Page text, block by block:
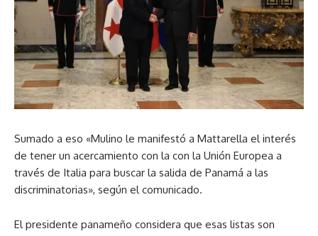
Sumado a eso «Mulino le manifestó a Mattarella el interés
de tener un acercamiento con la con la Unión Europea a
través de Italia para buscar la salida de Panamá a las
discriminatorias», según el comunicado.
El presidente panameño considera que esas listas son